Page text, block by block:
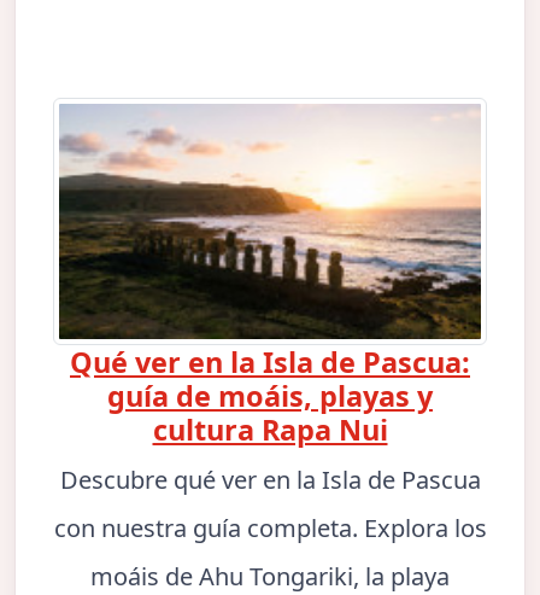
Qué ver en la Isla de Pascua:
guía de moáis, playas y
cultura Rapa Nui
Descubre qué ver en la Isla de Pascua
con nuestra guía completa. Explora los
moáis de Ahu Tongariki, la playa